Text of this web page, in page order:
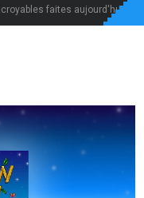
faites aujourd'hui, la